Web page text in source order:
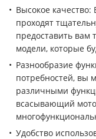
Высокое
проходят
предоставить вам
модели, которые
Разнообразие
потребностей, вы
различными
всасывающий
Удобство